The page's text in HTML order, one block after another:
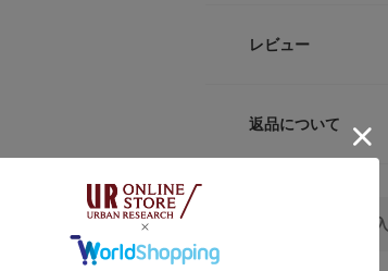
ずスッと手が入る
バスケットとして
無染色のウールニ
1949年ヨーロッパ
レビュー
レビュー
返品について
CURVERをお気に